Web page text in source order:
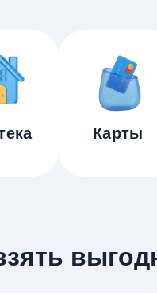
Карты